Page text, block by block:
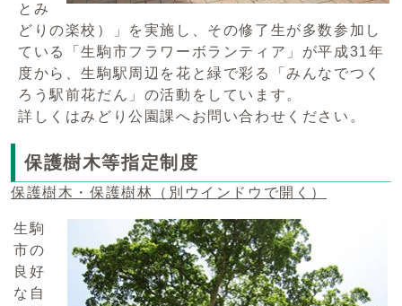
とみ
どりの楽校）」を実施し、その修了生が多数参加し
ている「生駒市フラワーボランティア」が平成31年
度から、生駒駅周辺を花と緑で彩る「みんなでつく
ろう駅前花だん」の活動をしています。
詳しくはみどり公園課へお問い合わせください。
保護樹木等指定制度
保護樹木・保護樹林 （別ウインドウで開く）
生駒
市の
良好
な自